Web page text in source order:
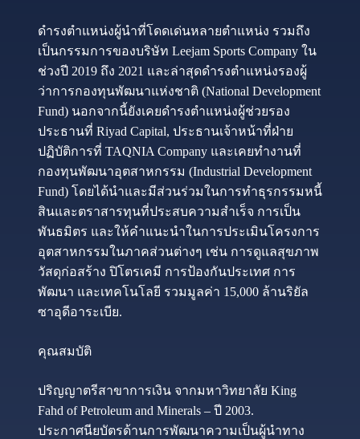
ดำรงตำแหน่งผู้นำที่โดดเด่นหลายตำแหน่ง รวมถึง
เป็นกรรมการของบริษัท Leejam Sports Company ใน
ช่วงปี 2019 ถึง 2021 และล่าสุดดำรงตำแหน่งรองผู้
ว่าการกองทุนพัฒนาแห่งชาติ (National Development
Fund) นอกจากนี้ยังเคยดำรงตำแหน่งผู้ช่วยรอง
ประธานที่ Riyad Capital, ประธานเจ้าหน้าที่ฝ่าย
ปฏิบัติการที่ TAQNIA Company และเคยทำงานที่
กองทุนพัฒนาอุตสาหกรรม (Industrial Development
Fund) โดยได้นำและมีส่วนร่วมในการทำธุรกรรมหนี้
สินและตราสารทุนที่ประสบความสำเร็จ การเป็น
พันธมิตร และให้คำแนะนำในการประเมินโครงการ
อุตสาหกรรมในภาคส่วนต่างๆ เช่น การดูแลสุขภาพ
วัสดุก่อสร้าง ปิโตรเคมี การป้องกันประเทศ การ
พัฒนา และเทคโนโลยี รวมมูลค่า 15,000 ล้านริยัล
ซาอุดีอาระเบีย.
คุณสมบัติ
ปริญญาตรีสาขาการเงิน จากมหาวิทยาลัย King
Fahd of Petroleum and Minerals – ปี 2003.
ประกาศนียบัตรด้านการพัฒนาความเป็นผู้นำทาง